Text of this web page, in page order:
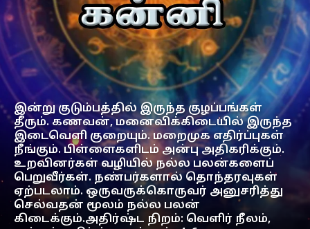
இன்று குடும்பத்தில் இருந்த குழப்பங்கள்
தீரும். கணவன், மனைவிக்கிடையில் இருந்த
இடைவெளி குறையும். மறைமுக எதிர்ப்புகள்
நீங்கும். பிள்ளைகளிடம் அன்பு அதிகரிக்கும்.
உறவினர்கள் வழியில் நல்ல பலன்களைப்
பெறுவீர்கள். நண்பர்களால் தொந்தரவுகள்
ஏற்படலாம். ஒருவருக்கொருவர் அனுசரித்து
செல்வதன் மூலம் நல்ல பலன்
கிடைக்கும்.அதிர்ஷ்ட நிறம்: வெளிர் நீலம்,